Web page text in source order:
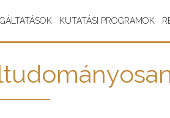
KUTATÁSI PROGRAMOK